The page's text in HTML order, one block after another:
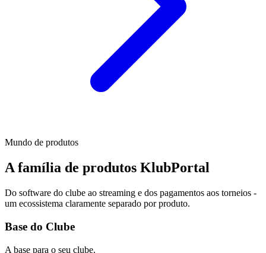
Mundo de produtos
A família de produtos KlubPortal
Do software do clube ao streaming e dos pagamentos aos torneios -
um ecossistema claramente separado por produto.
Base do Clube
A base para o seu clube.